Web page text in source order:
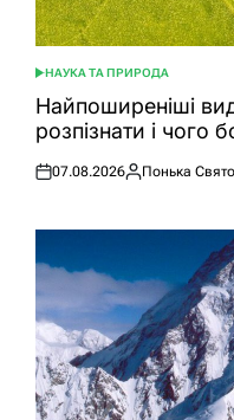
ОПУБЛІКУВАТИ
У
НАУКА ТА ПРИРОДА
Найпоширеніші
розпізнати і чого
Оприлюднено
07.08.2026
Опубліковано
Понька